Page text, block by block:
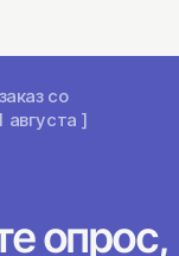
со
августа ]
опрос,